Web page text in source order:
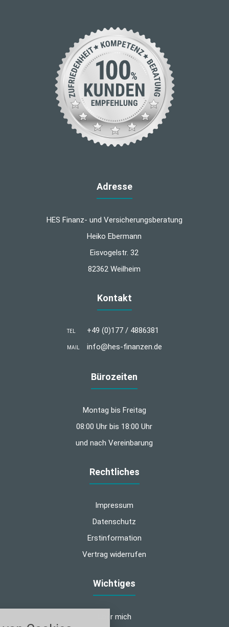
Adresse
HES Finanz- und Versicherungsberatung
Heiko Ebermann
Eisvogelstr. 32
82362 Weilheim
Kontakt
TEL +49 (0)177 / 4886381
MAIL info@hes-finanzen.de
Bürozeiten
Montag bis Freitag
08:00 Uhr bis 18:00 Uhr
und nach Vereinbarung
Rechtliches
Impressum
Datenschutz
Erstinformation
Vertrag widerrufen
Wichtiges
Über mich